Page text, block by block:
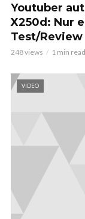
Youtuber
X250d: Nur
Test/
248 views 1 min read
VIDEO